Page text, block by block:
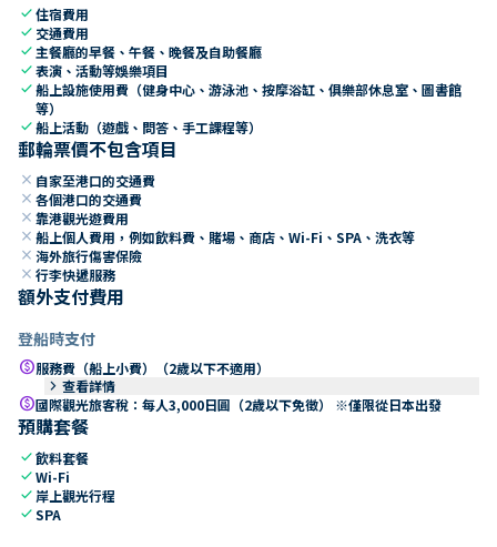
check住宿費用
check 交通費用
check 主餐廳的早餐、午餐、晚餐及自助餐廳
check表演、活動等娛樂項目
check船上設施使用費（健身中心、游泳池、按摩浴缸、俱樂部休息室、圖書館
等）
check船上活動（遊戲、問答、手工課程等）
郵輪票價不包含項目
close 自家至港口的交通費
close 各個港口的交通費
close 靠港觀光遊費用
close 船上個人費用，例如飲料費、賭場、商店、Wi-Fi、SPA、洗衣等
close 海外旅行傷害保險
close 行李快遞服務
額外支付費用
登船時支付
paid服務費（船上小費）（2歲以下不適用）
keyboard_arrow_right 查看詳情
paid國際觀光旅客稅：每人3,000日圓（2歲以下免徵） ※僅限從日本出發
預購套餐
check飲料套餐
checkWi-Fi
check 岸上觀光行程
checkSPA